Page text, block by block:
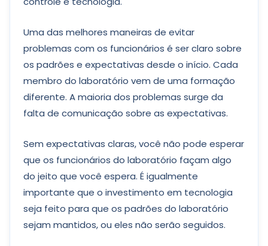
Uma das melhores maneiras de evitar
problemas com os funcionários é ser claro sobre
os padrões e expectativas desde o início. Cada
membro do laboratório vem de uma formação
diferente. A maioria dos problemas surge da
falta de comunicação sobre as expectativas.
Sem expectativas claras, você não pode esperar
que os funcionários do laboratório façam algo
do jeito que você espera. É igualmente
importante que o investimento em tecnologia
seja feito para que os padrões do laboratório
sejam mantidos, ou eles não serão seguidos.